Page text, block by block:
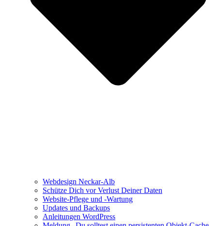
Webdesign Neckar-Alb
Schütze Dich vor Verlust Deiner Daten
Website-Pflege und -Wartung
Updates und Backups
Anleitungen WordPress